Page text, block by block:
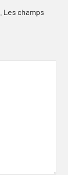
Les champs